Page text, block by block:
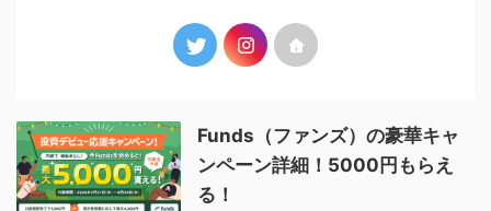
Funds（ファンズ）の豪華キャ
ンペーン詳細！5000円もらえ
る！